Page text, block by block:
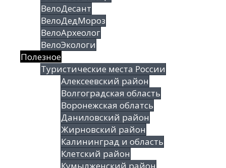
ВелоДесант
ВелоДедМороз
ВелоАрхеолог
ВелоЭкологи
Полезное
Туристические места России
Алексеевский район
Волгоградская облаcть
Воронежская облатсь
Даниловский район
Жирновский район
Калининград и область
Клетский район
Кумылженский район